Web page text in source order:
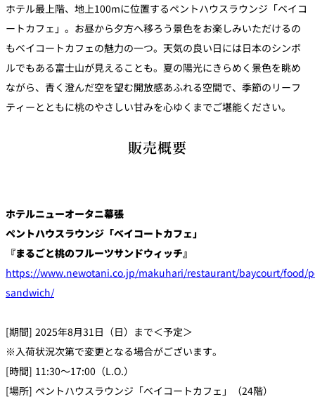
ホテル最上階、地上100mに位置するペントハウスラウンジ「ベイコ
ートカフェ」。お昼から夕方へ移ろう景色をお楽しみいただけるの
もベイコートカフェの魅力の一つ。天気の良い日には日本のシンボ
ルでもある富士山が見えることも。夏の陽光にきらめく景色を眺め
ながら、青く澄んだ空を望む開放感あふれる空間で、季節のリーフ
ティーとともに桃のやさしい甘みを心ゆくまでご堪能ください。
販売概要
ホテルニューオータニ幕張
ペントハウスラウンジ「ベイコートカフェ」
『まるごと桃のフルーツサンドウィッチ』
https://www.newotani.co.jp/makuhari/restaurant/baycourt/food/
sandwich/
[期間] 2025年8月31日（日）まで＜予定＞
※入荷状況次第で変更となる場合がございます。
[時間] 11:30～17:00（L.O.）
[場所] ペントハウスラウンジ「ベイコートカフェ」（24階）